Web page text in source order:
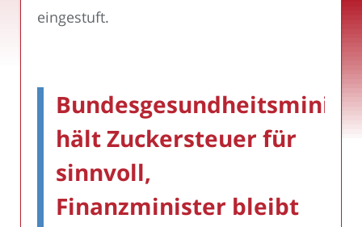
eingestuft.
hält Zuckersteuer für
sinnvoll,
Finanzminister bleibt